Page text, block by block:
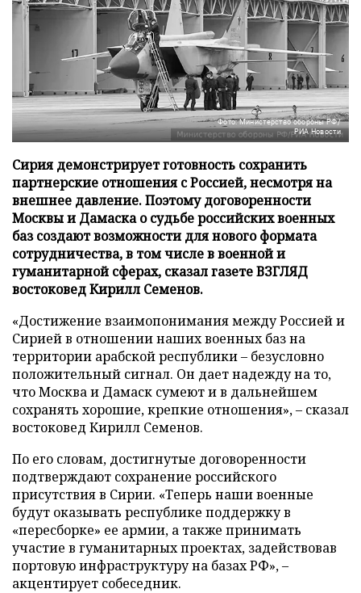
Фото: Министерство обороны РФ/
РИА Новости
Сирия демонстрирует готовность сохранить
партнерские отношения с Россией, несмотря на
внешнее давление. Поэтому договоренности
Москвы и Дамаска о судьбе российских военных
баз создают возможности для нового формата
сотрудничества, в том числе в военной и
гуманитарной сферах, сказал газете ВЗГЛЯД
востоковед Кирилл Семенов.
«Достижение взаимопонимания между Россией и
Сирией в отношении наших военных баз на
территории арабской республики – безусловно
положительный сигнал. Он дает надежду на то,
что Москва и Дамаск сумеют и в дальнейшем
сохранять хорошие, крепкие отношения», – сказал
востоковед Кирилл Семенов.
По его словам, достигнутые договоренности
подтверждают сохранение российского
присутствия в Сирии. «Теперь наши военные
будут оказывать республике поддержку в
«пересборке» ее армии, а также принимать
участие в гуманитарных проектах, задействовав
портовую инфраструктуру на базах РФ», –
акцентирует собеседник.